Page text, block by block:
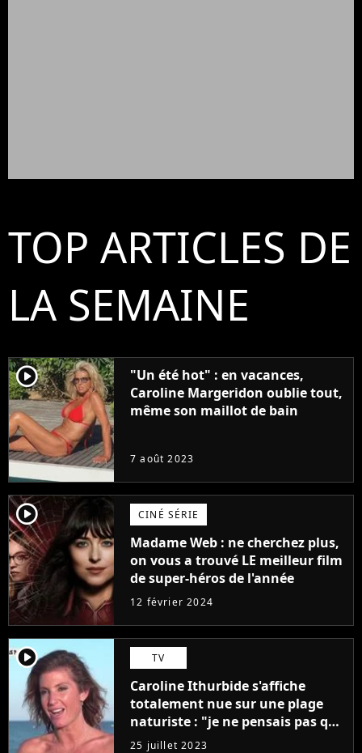
TOP ARTICLES DE
LA SEMAINE
player2
"Un été hot" : en vacances,
Caroline Margeridon oublie tout,
même son maillot de bain
7 août 2023
player2 CINÉ SÉRIE
Madame Web : ne cherchez plus,
on vous a trouvé LE meilleur film
de super-héros de l'année
12 février 2024
player2 TV
Caroline Ithurbide s'affiche
totalement nue sur une plage
naturiste : "je ne pensais pas que
j'arriverais à le faire..."
25 juillet 2023